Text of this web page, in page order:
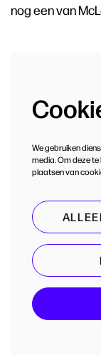
nog een van
We gebruiken
media. Om deze
plaatsen van